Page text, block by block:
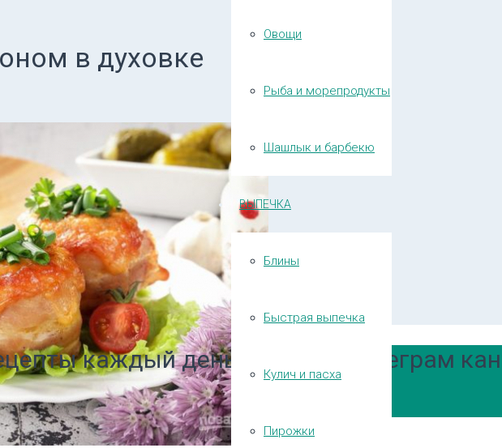
Овощи
Рыба и морепродукты
Шашлык и барбекю
ВЫПЕЧКА
Блины
Быстрая выпечка
Кулич и пасха
Пирожки
в духовке
каждый день в нашем Телеграм